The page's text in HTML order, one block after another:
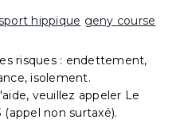
hippique geny course
risques : endettement,
isolement.
veuillez appeler Le
(appel non surtaxé).